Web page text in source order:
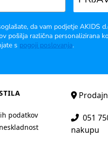
da vam podjetje AKIDS
pošilja različna personalizirana
s pogoji poslovanja.
podatkov
051
nakupu